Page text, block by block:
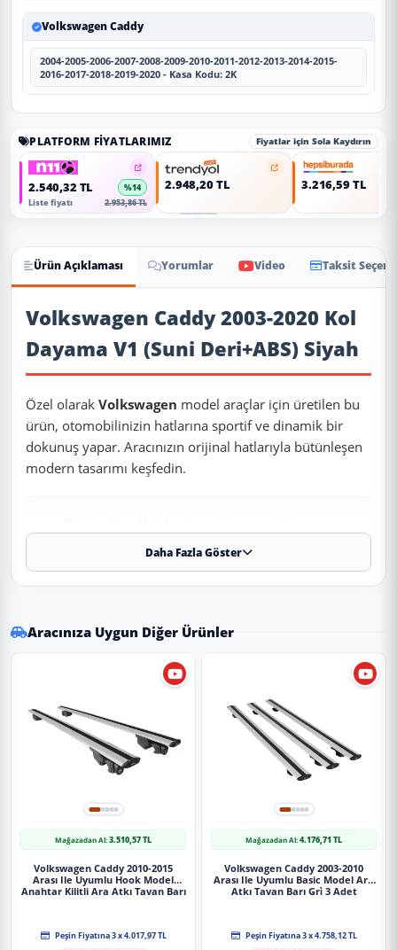
Volkswagen Caddy
2004-2005-2006-2007-2008-2009-2010-2011-2012-2013-2014-2015-
2016-2017-2018-2019-2020 - Kasa Kodu: 2K
PLATFORM FIYATLARIMIZ Fiyatlar için Sola Kaydırın
2.540,32 TL
%14
Liste fiyatı
2.953,86 TL
2.948,20 TL 3.216,59 TL
Ürün Açıklaması Yorumlar Video Taksit
Ürün Açıklaması
Volkswagen Caddy 2003-2020 Kol
Dayama V1 (Suni Deri+ABS) Siyah
Özel olarak Volkswagen model araçlar için üretilen bu
ürün, otomobilinizin hatlarına sportif ve dinamik bir
dokunuş yapar. Aracınızın orijinal hatlarıyla bütünleşen
modern tasarımı keşfedin.
✨ Ürün Özellikleri ve Avantajları
Aracınızın orijinal ölçülerine sadık kalınarak
üretilmiştir.
Aracınızın ölçülerine uygundur. Montaj işlemi el
yatkınlığı gerektirebilir.
Paket İçeriği
Volkswagen Caddy 2003-2020 Kol Dayama V1 (Suni Deri+ABS)
Siyah
Güvenli Teslimat
Müşteri memnuniyeti garantisiyle.
Daha Fazla Göster
Aracınıza Uygun Diğer Ürünler
Mağazadan Al:3.510,57 TL
Volkswagen Caddy 2010-2015
Arası Ile Uyumlu Hook Model
Anahtar Kilitli Ara Atkı Tavan Barı
Peşin Fiyatına 3 x 4.017,97 TL
Mağazadan Al:4.176,71 TL
Volkswagen Caddy 2003-2010
Arası Ile Uyumlu Basic Model Ara
Atkı Tavan Barı Gri̇ 3 Adet
Peşin Fiyatına 3 x 4.758,12 TL